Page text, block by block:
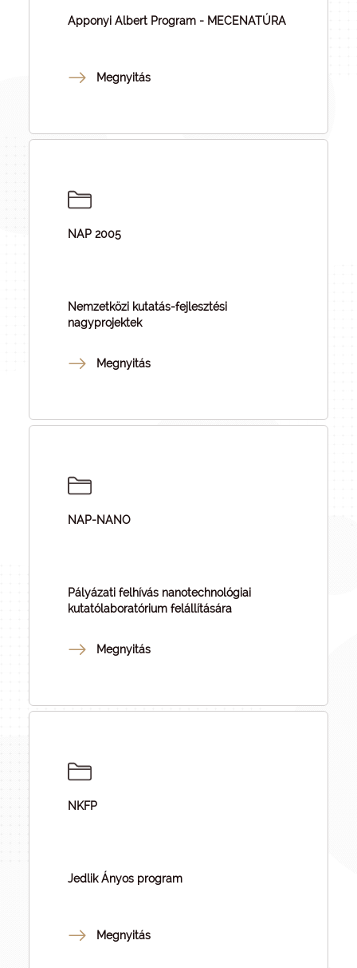
Apponyi Albert Program - MECENATÚRA
Megnyitás
NAP 2005
Nemzetközi kutatás-fejlesztési
nagyprojektek
Megnyitás
NAP-NANO
Pályázati felhívás nanotechnológiai
kutatólaboratórium felállítására
Megnyitás
NKFP
Jedlik Ányos program
Megnyitás